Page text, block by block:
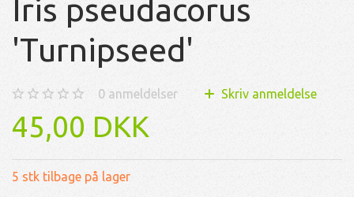
Iris pseudacorus
'Turnipseed'
0 anmeldelser Skriv anmeldelse
45,00 DKK
5 stk tilbage på lager